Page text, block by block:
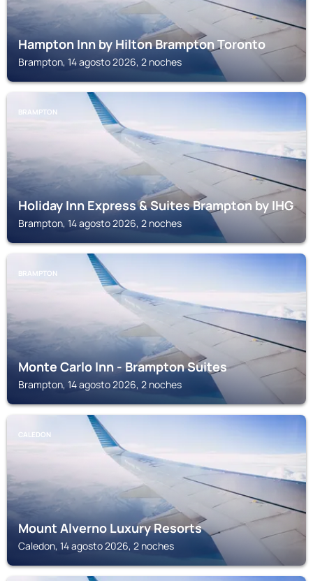
Hampton Inn by Hilton Brampton Toronto
Brampton, 14 agosto 2026, 2 noches
BRAMPTON
Holiday Inn Express & Suites Brampton by IHG
Brampton, 14 agosto 2026, 2 noches
BRAMPTON
Monte Carlo Inn - Brampton Suites
Brampton, 14 agosto 2026, 2 noches
CALEDON
Mount Alverno Luxury Resorts
Caledon, 14 agosto 2026, 2 noches